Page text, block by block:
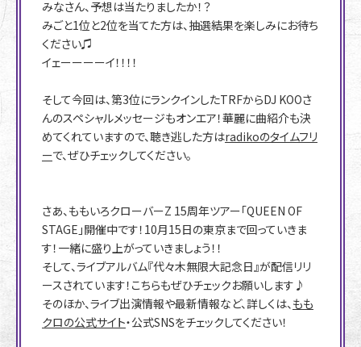
みなさん、予想は当たりましたか！？
みごと1位と2位を当てた方は、抽選結果を楽しみにお待ち
ください♫
イェーーーーイ！！！！
そして今回は、第3位にランクインしたTRFからDJ KOOさ
んのスペシャルメッセージもオンエア！華麗に曲紹介も決
めてくれていますので、聴き逃した方はradikoのタイムフリ
ーで、ぜひチェックしてください。
さあ、ももいろクローバーZ 15周年ツアー「QUEEN OF
STAGE」開催中です！10月15日の東京まで回っていきま
す！一緒に盛り上がっていきましょう！！
そして、ライブアルバム『代々木無限大記念日』が配信リリ
ースされています！こちらもぜひチェックお願いします♪
そのほか、ライブ出演情報や最新情報など、詳しくは、もも
クロの公式サイト・公式SNSをチェックしてください！